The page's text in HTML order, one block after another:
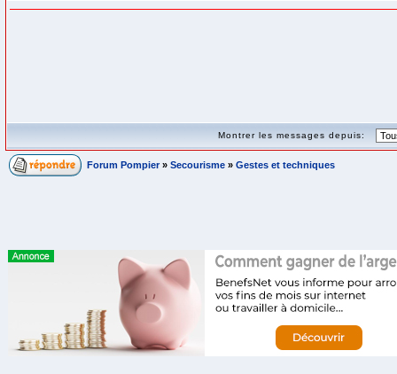
Montrer les messages depuis:
Forum Pompier » Secourisme » Gestes et techniques